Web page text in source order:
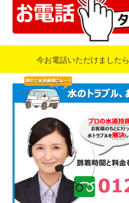
今お電話いただけましたら